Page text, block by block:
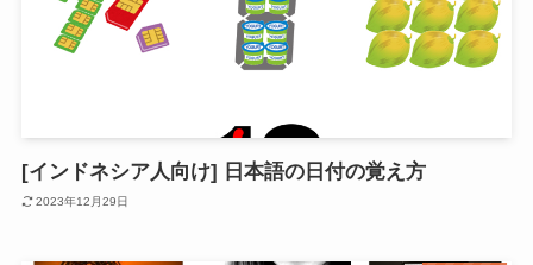
[インドネシア人向け] 日本語の日付の覚え方
2023年12月29日